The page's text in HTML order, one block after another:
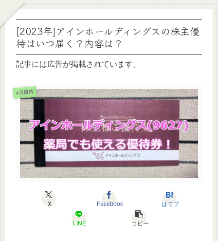
[2023年]アインホールディングスの株主優
待はいつ届く？内容は？
記事には広告が掲載されています。
4月優待
X Facebook はてブ
LINE コピー